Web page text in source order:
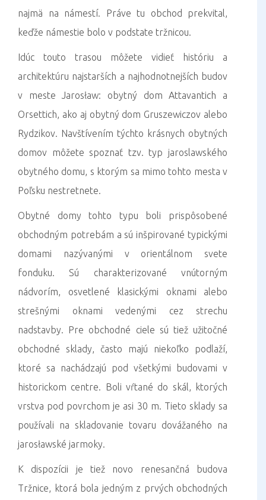
najmä na námestí. Práve tu obchod prekvital,
keďže námestie bolo v podstate tržnicou.
Idúc touto trasou môžete vidieť históriu a
architektúru najstarších a najhodnotnejších budov
v meste Jarosław: obytný dom Attavantich a
Orsettich, ako aj obytný dom Gruszewiczov alebo
Rydzikov. Navštívením týchto krásnych obytných
domov môžete spoznať tzv. typ jaroslawského
obytného domu, s ktorým sa mimo tohto mesta v
Poľsku nestretnete.
Obytné domy tohto typu boli prispôsobené
obchodným potrebám a sú inšpirované typickými
domami nazývanými v orientálnom svete
fonduku. Sú charakterizované vnútorným
nádvorím, osvetlené klasickými oknami alebo
strešnými oknami vedenými cez strechu
nadstavby. Pre obchodné ciele sú tiež užitočné
obchodné sklady, často majú niekoľko podlaží,
ktoré sa nachádzajú pod všetkými budovami v
historickom centre. Boli vŕtané do skál, ktorých
vrstva pod povrchom je asi 30 m. Tieto sklady sa
používali na skladovanie tovaru dovážaného na
jarosławské jarmoky.
K dispozícii je tiež novo renesančná budova
Tržnice, ktorá bola jedným z prvých obchodných